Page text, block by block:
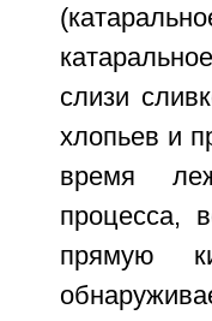
слизи
хлопьев и
время
процесса,
прямую